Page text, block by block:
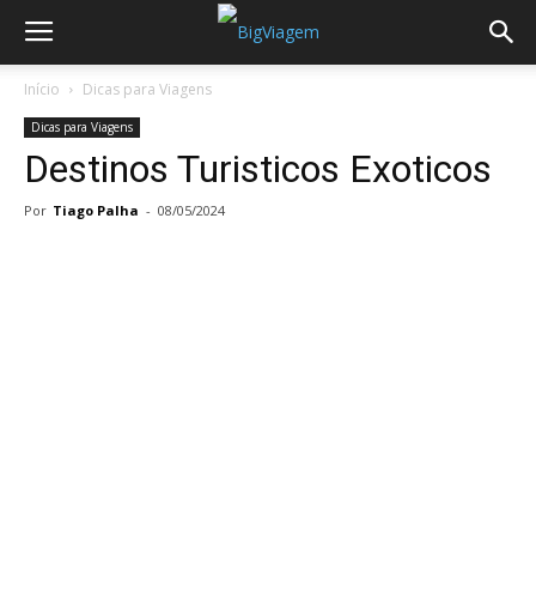
Início Dicas para Viagens
Dicas para Viagens
Destinos Turisticos Exoticos
Por Tiago Palha - 08/05/2024